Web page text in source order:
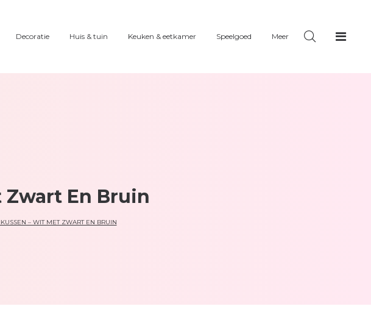
Decoratie Huis & tuin Keuken & eetkamer Speelgoed Meer
En Bruin
– WIT MET ZWART EN BRUIN